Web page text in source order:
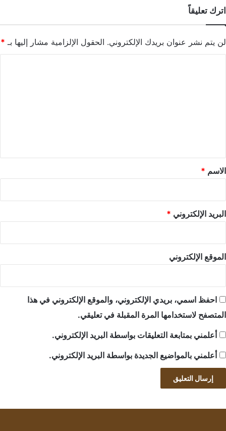
اترك تعليقاً
لن يتم نشر عنوان بريدك الإلكتروني. الحقول الإلزامية مشار إليها بـ *
*
الاسم *
البريد الإلكتروني *
الموقع الإلكتروني
احفظ اسمي، بريدي الإلكتروني، والموقع الإلكتروني في هذا
المتصفح لاستخدامها المرة المقبلة في تعليقي.
أعلمني بمتابعة التعليقات بواسطة البريد الإلكتروني.
أعلمني بالمواضيع الجديدة بواسطة البريد الإلكتروني.